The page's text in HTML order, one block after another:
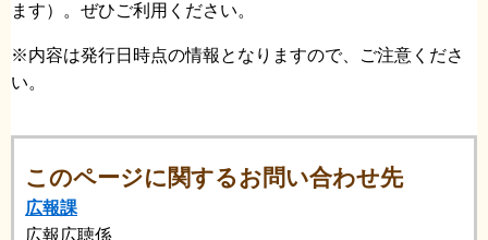
ます）。ぜひご利用ください。
※内容は発行日時点の情報となりますので、ご注意くださ
い。
このページに関するお問い合わせ先
広報課
広報広聴係